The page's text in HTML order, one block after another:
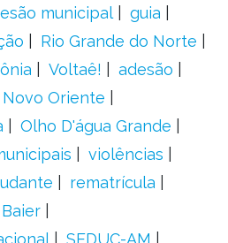
municipal
guia
Rio Grande do Norte
Voltaê!
adesão
Novo Oriente
Olho D'água Grande
violências
rematrícula
SEDUC-AM